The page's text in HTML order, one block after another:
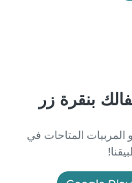
بنقرة زر
المتاحات في